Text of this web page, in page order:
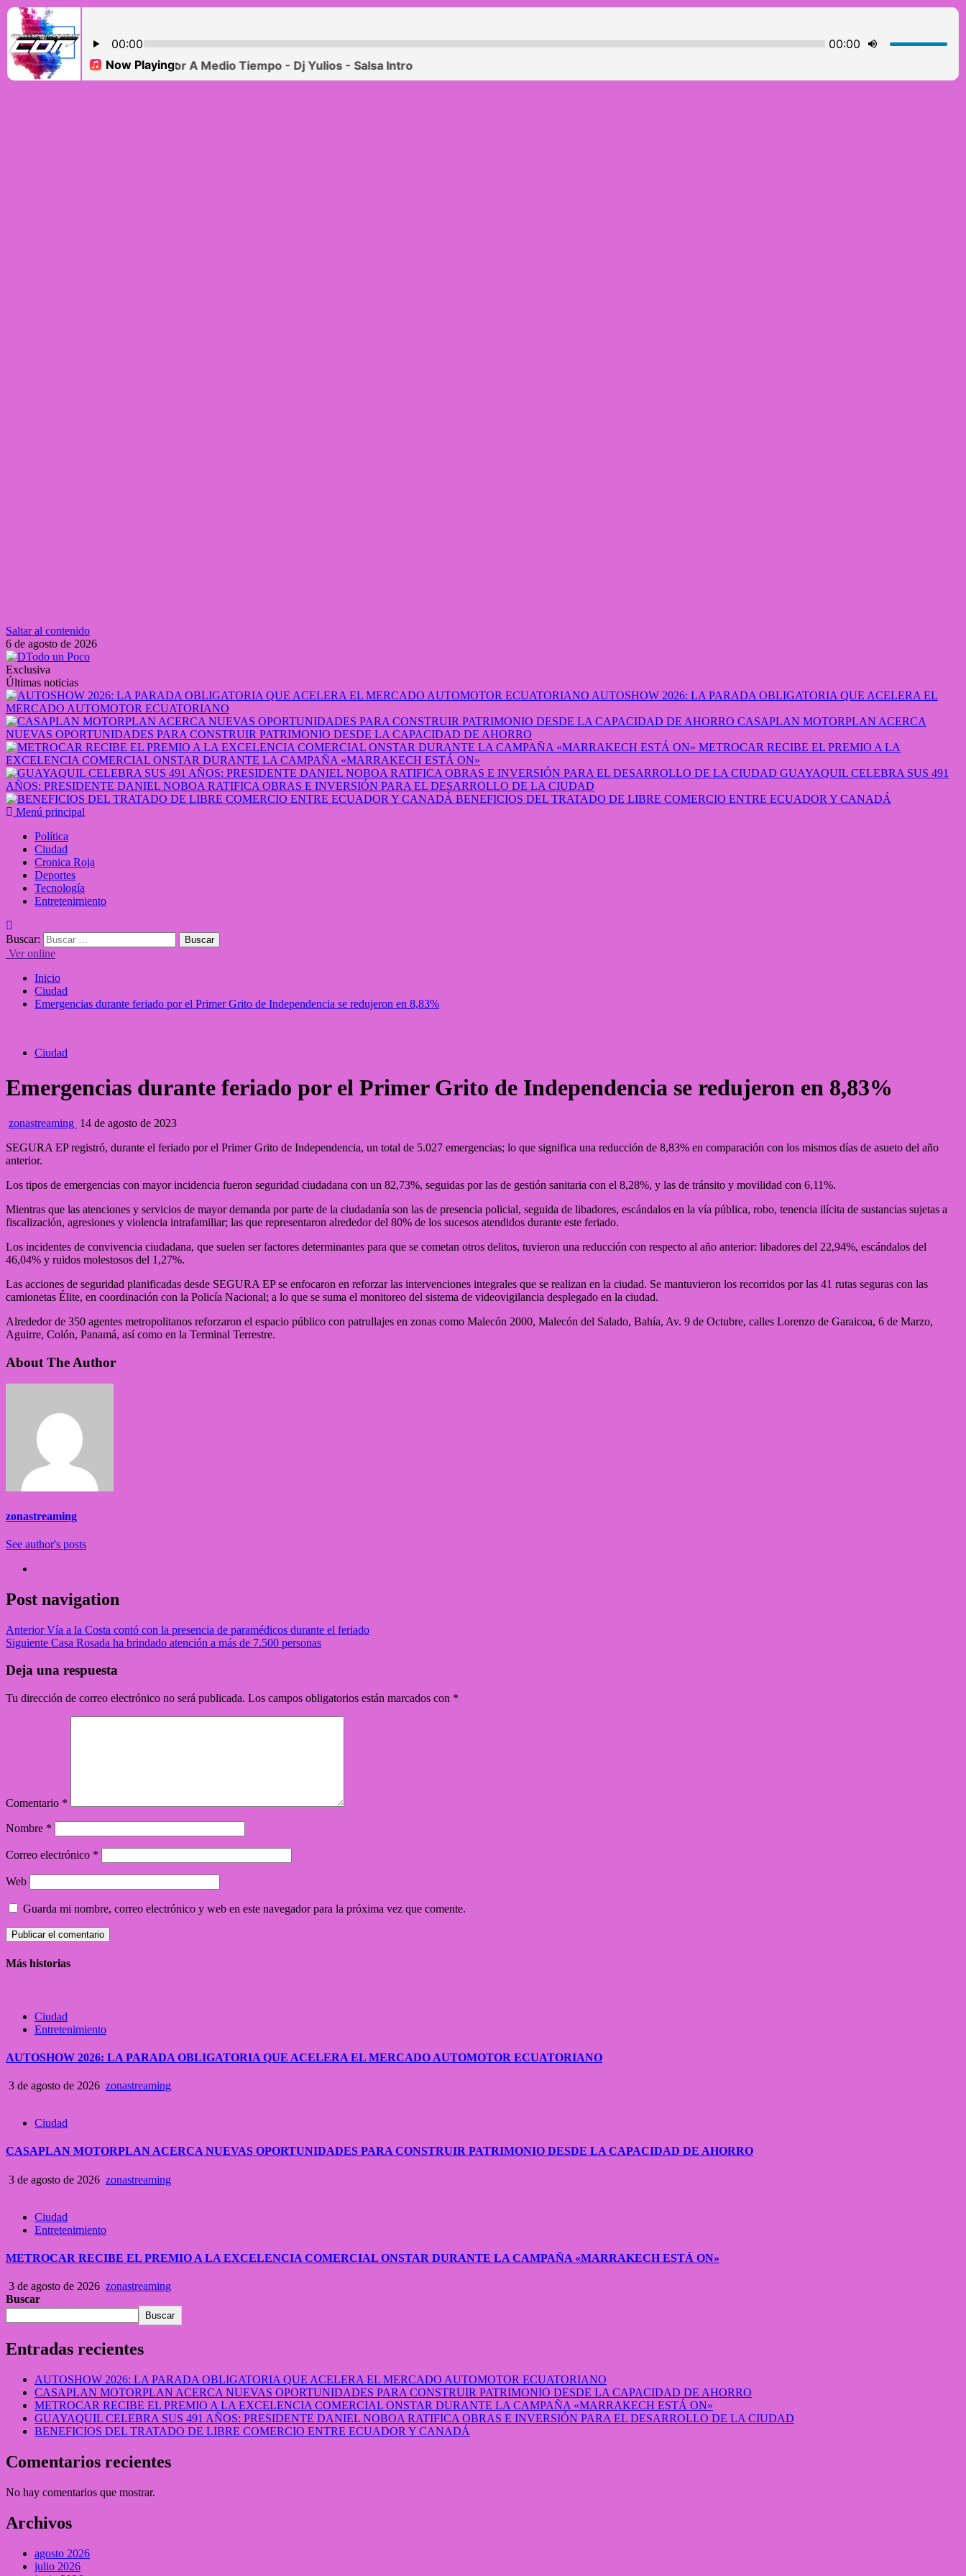
Saltar al contenido
6 de agosto de 2026
Exclusiva
Últimas noticias
AUTOSHOW 2026: LA PARADA OBLIGATORIA QUE ACELERA EL
MERCADO AUTOMOTOR ECUATORIANO
CASAPLAN MOTORPLAN ACERCA
NUEVAS OPORTUNIDADES PARA CONSTRUIR PATRIMONIO DESDE LA CAPACIDAD DE AHORRO
METROCAR RECIBE EL PREMIO A LA
EXCELENCIA COMERCIAL ONSTAR DURANTE LA CAMPAÑA «MARRAKECH ESTÁ ON»
GUAYAQUIL CELEBRA SUS 491
AÑOS: PRESIDENTE DANIEL NOBOA RATIFICA OBRAS E INVERSIÓN PARA EL DESARROLLO DE LA CIUDAD
BENEFICIOS DEL TRATADO DE LIBRE COMERCIO ENTRE ECUADOR Y CANADÁ
Menú principal
Política
Ciudad
Cronica Roja
Deportes
Tecnología
Entretenimiento
Buscar:
Ver online
Inicio
Ciudad
Emergencias durante feriado por el Primer Grito de Independencia se redujeron en 8,83%
Ciudad
Emergencias durante feriado por el Primer Grito de Independencia se redujeron en 8,83%
zonastreaming 14 de agosto de 2023
SEGURA EP registró, durante el feriado por el Primer Grito de Independencia, un total de 5.027 emergencias; lo que significa una reducción de 8,83% en comparación con los mismos días de asueto del año
anterior.
Los tipos de emergencias con mayor incidencia fueron seguridad ciudadana con un 82,73%, seguidas por las de gestión sanitaria con el 8,28%, y las de tránsito y movilidad con 6,11%.
Mientras que las atenciones y servicios de mayor demanda por parte de la ciudadanía son las de presencia policial, seguida de libadores, escándalos en la vía pública, robo, tenencia ilícita de sustancias sujetas a
fiscalización, agresiones y violencia intrafamiliar; las que representaron alrededor del 80% de los sucesos atendidos durante este feriado.
Los incidentes de convivencia ciudadana, que suelen ser factores determinantes para que se cometan otros delitos, tuvieron una reducción con respecto al año anterior: libadores del 22,94%, escándalos del
46,04% y ruidos molestosos del 1,27%.
Las acciones de seguridad planificadas desde SEGURA EP se enfocaron en reforzar las intervenciones integrales que se realizan en la ciudad. Se mantuvieron los recorridos por las 41 rutas seguras con las
camionetas Élite, en coordinación con la Policía Nacional; a lo que se suma el monitoreo del sistema de videovigilancia desplegado en la ciudad.
Alrededor de 350 agentes metropolitanos reforzaron el espacio público con patrullajes en zonas como Malecón 2000, Malecón del Salado, Bahía, Av. 9 de Octubre, calles Lorenzo de Garaicoa, 6 de Marzo,
Aguirre, Colón, Panamá, así como en la Terminal Terrestre.
About The Author
zonastreaming
See author's posts
Post navigation
AnteriorVía a la Costa contó con la presencia de paramédicos durante el feriado
Siguiente Casa Rosada ha brindado atención a más de 7.500 personas
Deja una respuesta
Tu dirección de correo electrónico no será publicada. Los campos obligatorios están marcados con *
Comentario *
Nombre *
Correo electrónico *
Web
Guarda mi nombre, correo electrónico y web en este navegador para la próxima vez que comente.
Más historias
Ciudad
Entretenimiento
AUTOSHOW 2026: LA PARADA OBLIGATORIA QUE ACELERA EL MERCADO AUTOMOTOR ECUATORIANO
3 de agosto de 2026 zonastreaming
Ciudad
CASAPLAN MOTORPLAN ACERCA NUEVAS OPORTUNIDADES PARA CONSTRUIR PATRIMONIO DESDE LA CAPACIDAD DE AHORRO
3 de agosto de 2026 zonastreaming
Ciudad
Entretenimiento
METROCAR RECIBE EL PREMIO A LA EXCELENCIA COMERCIAL ONSTAR DURANTE LA CAMPAÑA «MARRAKECH ESTÁ ON»
3 de agosto de 2026 zonastreaming
Buscar
Buscar
Entradas recientes
AUTOSHOW 2026: LA PARADA OBLIGATORIA QUE ACELERA EL MERCADO AUTOMOTOR ECUATORIANO
CASAPLAN MOTORPLAN ACERCA NUEVAS OPORTUNIDADES PARA CONSTRUIR PATRIMONIO DESDE LA CAPACIDAD DE AHORRO
METROCAR RECIBE EL PREMIO A LA EXCELENCIA COMERCIAL ONSTAR DURANTE LA CAMPAÑA «MARRAKECH ESTÁ ON»
GUAYAQUIL CELEBRA SUS 491 AÑOS: PRESIDENTE DANIEL NOBOA RATIFICA OBRAS E INVERSIÓN PARA EL DESARROLLO DE LA CIUDAD
BENEFICIOS DEL TRATADO DE LIBRE COMERCIO ENTRE ECUADOR Y CANADÁ
Comentarios recientes
No hay comentarios que mostrar.
Archivos
agosto 2026
julio 2026